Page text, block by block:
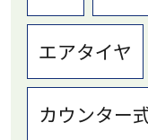
エアタイヤ
カウンター